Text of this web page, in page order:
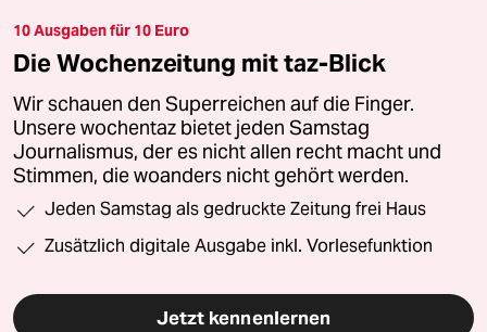
10 Ausgaben für 10 Euro
Die Wochenzeitung mit taz-Blick
Wir schauen den Superreichen auf die Finger.
Unsere wochentaz bietet jeden Samstag
Journalismus, der es nicht allen recht macht und
Stimmen, die woanders nicht gehört werden.
Jeden Samstag als gedruckte Zeitung frei Haus
Zusätzlich digitale Ausgabe inkl. Vorlesefunktion
Jetzt kennenlernen